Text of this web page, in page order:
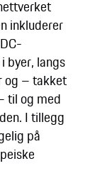
inkluderer
byer, langs
og – takket
til og med
I tillegg
på